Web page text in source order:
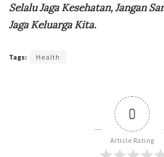
Selalu Jaga Kesehatan, Jangan
Jaga Keluarga Kita.
Tags: Health
0
Article Rating